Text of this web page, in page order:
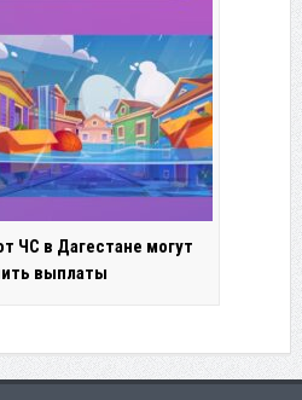
ЧС в Дагестане могут
выплаты